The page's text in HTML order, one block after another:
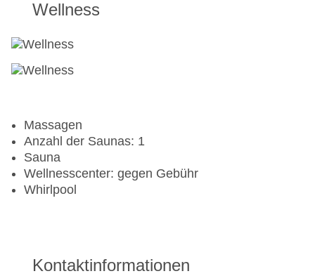
Wellness
Massagen
Anzahl der Saunas: 1
Sauna
Wellnesscenter: gegen Gebühr
Whirlpool
Kontaktinformationen